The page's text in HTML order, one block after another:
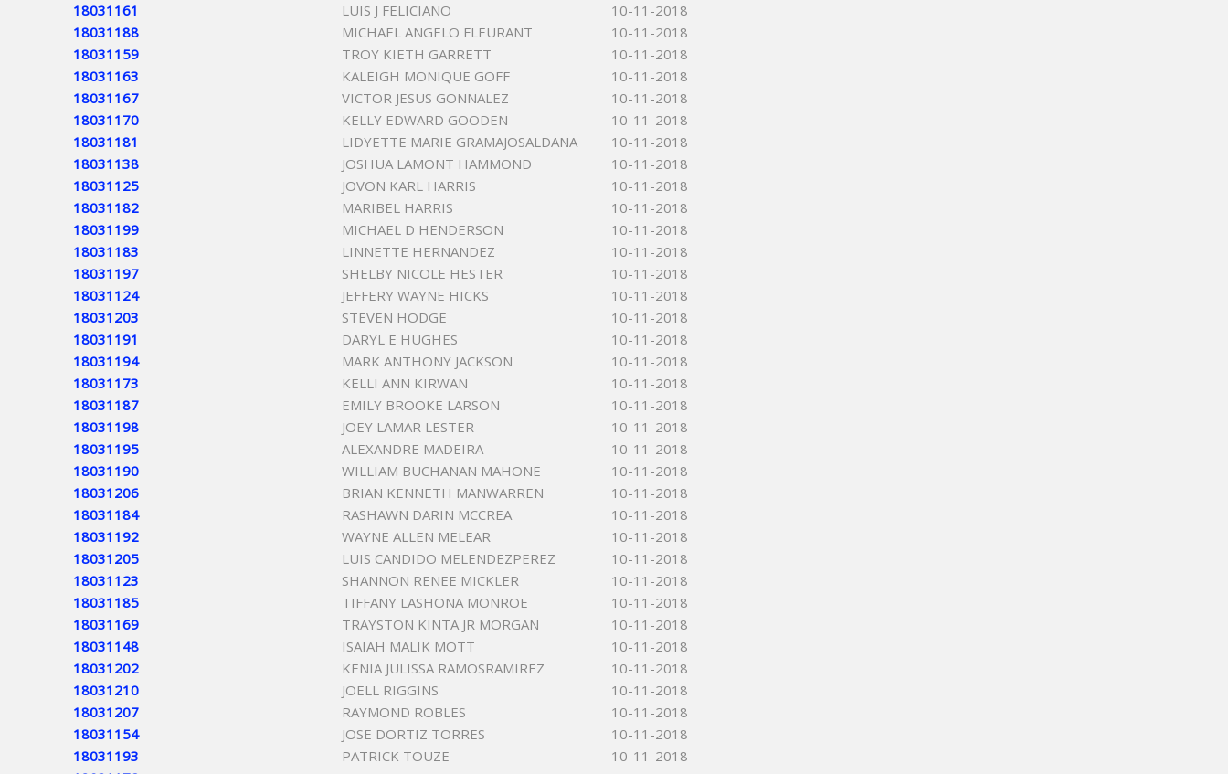
18031161
LUIS J FELICIANO
10-11-2018
18031188
MICHAEL ANGELO FLEURANT
10-11-2018
18031159
TROY KIETH GARRETT
10-11-2018
18031163
KALEIGH MONIQUE GOFF
10-11-2018
18031167
VICTOR JESUS GONNALEZ
10-11-2018
18031170
KELLY EDWARD GOODEN
10-11-2018
18031181
LIDYETTE MARIE GRAMAJOSALDANA
10-11-2018
18031138
JOSHUA LAMONT HAMMOND
10-11-2018
18031125
JOVON KARL HARRIS
10-11-2018
18031182
MARIBEL HARRIS
10-11-2018
18031199
MICHAEL D HENDERSON
10-11-2018
18031183
LINNETTE HERNANDEZ
10-11-2018
18031197
SHELBY NICOLE HESTER
10-11-2018
18031124
JEFFERY WAYNE HICKS
10-11-2018
18031203
STEVEN HODGE
10-11-2018
18031191
DARYL E HUGHES
10-11-2018
18031194
MARK ANTHONY JACKSON
10-11-2018
18031173
KELLI ANN KIRWAN
10-11-2018
18031187
EMILY BROOKE LARSON
10-11-2018
18031198
JOEY LAMAR LESTER
10-11-2018
18031195
ALEXANDRE MADEIRA
10-11-2018
18031190
WILLIAM BUCHANAN MAHONE
10-11-2018
18031206
BRIAN KENNETH MANWARREN
10-11-2018
18031184
RASHAWN DARIN MCCREA
10-11-2018
18031192
WAYNE ALLEN MELEAR
10-11-2018
18031205
LUIS CANDIDO MELENDEZPEREZ
10-11-2018
18031123
SHANNON RENEE MICKLER
10-11-2018
18031185
TIFFANY LASHONA MONROE
10-11-2018
18031169
TRAYSTON KINTA JR MORGAN
10-11-2018
18031148
ISAIAH MALIK MOTT
10-11-2018
18031202
KENIA JULISSA RAMOSRAMIREZ
10-11-2018
18031210
JOELL RIGGINS
10-11-2018
18031207
RAYMOND ROBLES
10-11-2018
18031154
JOSE DORTIZ TORRES
10-11-2018
18031193
PATRICK TOUZE
10-11-2018